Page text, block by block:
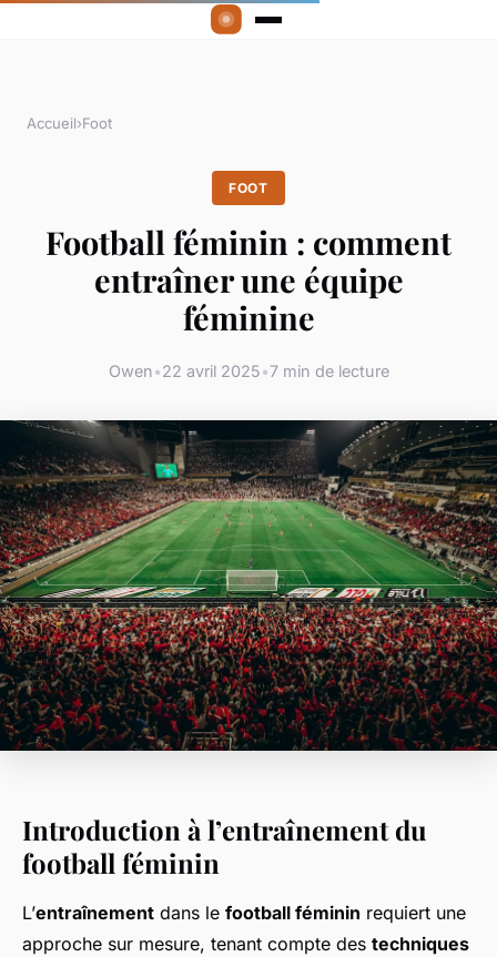
Accueil›Foot
FOOT
Football féminin : comment
entraîner une équipe
féminine
Owen•22 avril 2025•7 min de lecture
Introduction à l’entraînement du
football féminin
L’entraînement dans le football féminin requiert une
approche sur mesure, tenant compte des techniques